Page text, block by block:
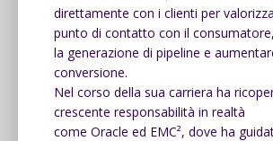
direttamente con i clienti per
punto di contatto con il
la generazione di pipeline e
conversione.
Nel corso della sua carriera ha
crescente responsabilità in realtà
come Oracle ed EMC², dove ha